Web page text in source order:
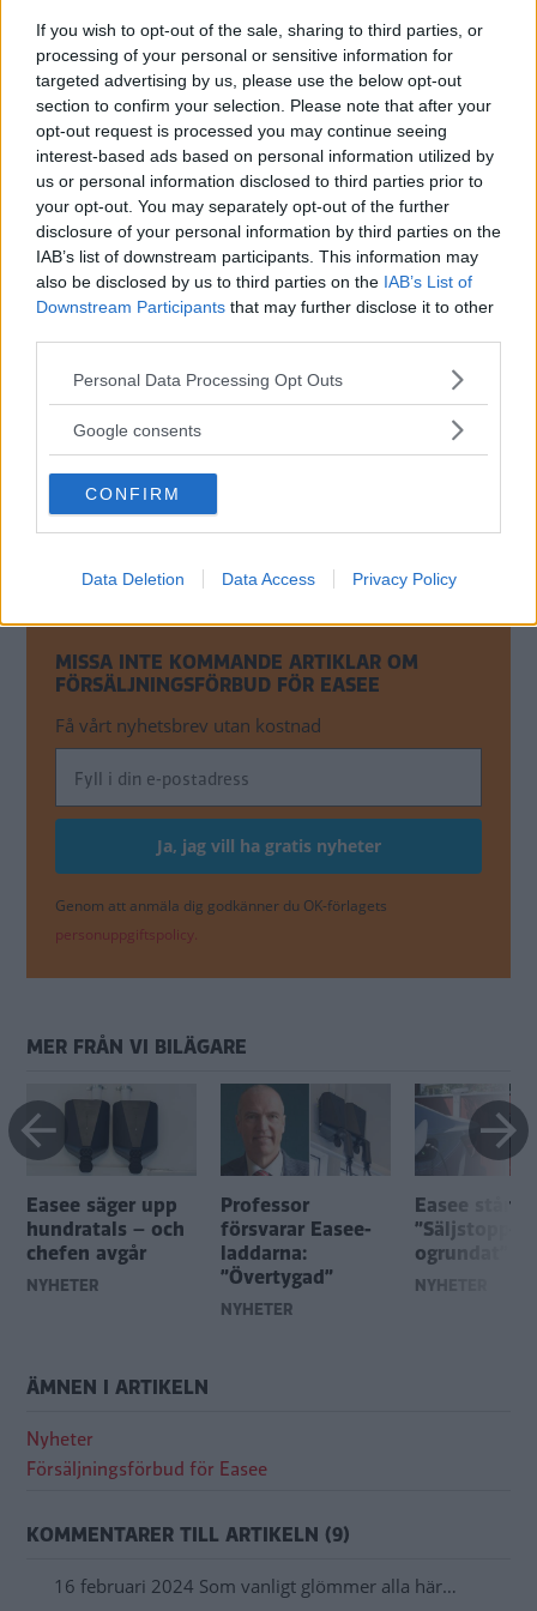
If you wish to opt-out of the sale, sharing to third parties, or
processing of your personal or sensitive information for
targeted advertising by us, please use the below opt-out
section to confirm your selection. Please note that after your
opt-out request is processed you may continue seeing
interest-based ads based on personal information utilized by
us or personal information disclosed to third parties prior to
your opt-out. You may separately opt-out of the further
disclosure of your personal information by third parties on the
IAB’s list of downstream participants. This information may
also be disclosed by us to third parties on the IAB’s List of
Downstream Participants that may further disclose it to other
Please note that this website/app uses one or more Google
not limited to your visit or usage behaviour. You may click to
use your data for below specified purposes in below Google
consent section.
Personal Data Processing Opt Outs
Google consents
CONFIRM
Data Deletion Data Access Privacy Policy
som lämnat ettskriftligt utlåtandeom laddboxarna till
förvaltningsrätten.
Den lösning som Easee tagit fram för de laddboxar som
redan är installerade bestod bland annat av ett
klistermärke som skickas ut till ägarna.
Men åtgärdsplanenär inte tillräcklig. Den underkänns av
Elsäkerhetsverket och Easee har nu bara en månad på sig
att ta fram en ny lösning. Det skulle i teorin kunna handla
om externa jordfelsbrytare som installeras hos kunderna,
men det skulle bli dyrt att lösa för Easee som redan har
ekonomiska problem
– Svaret är förstås inte det vi hoppats på, men vi var
förberedda på det och inte överraskade. Fallet ska också
tas upp i rätten i april och vi är förberedda att svara på de
frågeställningar som Elsäkerhetsverket har där, säger
Easees presskontakt Martin Langeland tillStavanger
MISSA INTE KOMMANDE ARTIKLAR OM
FÖRSÄLJNINGSFÖRBUD FÖR EASEE
Få vårt nyhetsbrev utan kostnad
Genom att anmäla dig godkänner du OK-förlagets
personuppgiftspolicy.
MER FRÅN VI BILÄGARE
Easee säger upp
hundratals – och
chefen avgår
NYHETER
Professor
försvarar Easee-
laddarna:
”Övertygad”
NYHETER
Easee står
”Säljstoppet
ogrundat”
NYHETER
ÄMNEN I ARTIKELN
Nyheter
Försäljningsförbud för Easee
KOMMENTARER TILL ARTIKELN (9)
16 februari 2024 Som vanligt glömmer alla här…